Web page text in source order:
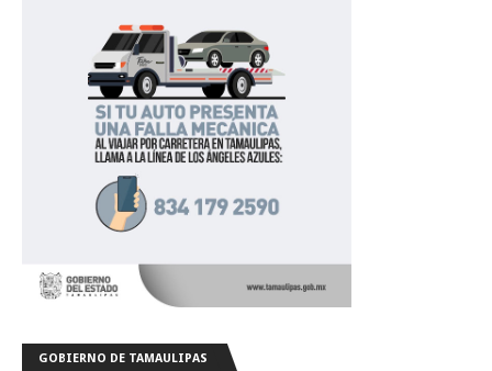
GOBIERNO DE TAMAULIPAS